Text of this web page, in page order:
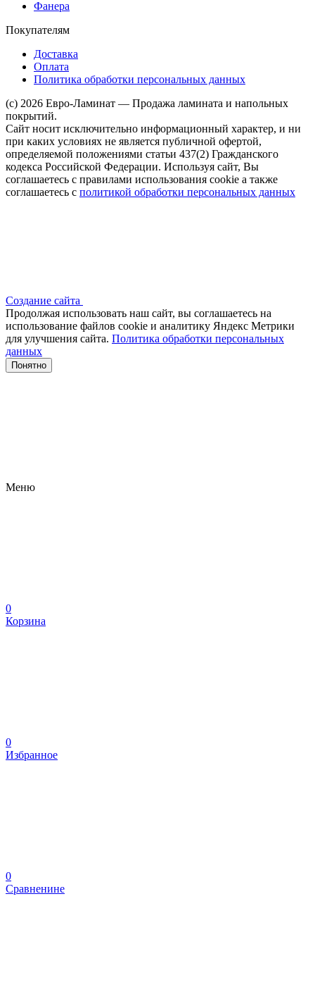
Фанера
Покупателям
Доставка
Оплата
Политика обработки персональных данных
(c) 2026 Евро-Ламинат — Продажа ламината и напольных
покрытий.
Сайт носит исключительно информационный характер, и ни
при каких условиях не является публичной офертой,
определяемой положениями статьи 437(2) Гражданского
кодекса Российской Федерации. Используя сайт, Вы
соглашаетесь с правилами использования cookie а также
соглашаетесь с политикой обработки персональных данных
Создание сайта
Продолжая использовать наш сайт, вы соглашаетесь на
использование файлов сооkіе и аналитику Яндекс Метрики
для улучшения сайта. Политика обработки персональных
данных
Понятно
Меню
0
Корзина
0
Избранное
0
Сравненине